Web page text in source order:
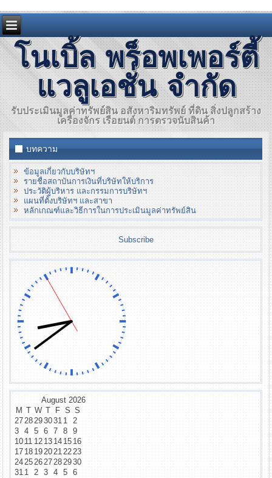
โนเบิ้ล พร็อพเพอร์ตี้
แวลูเอชั่น จำกัด
รับประเมินมูลค่าทรัพย์สิน อสังหาริมทรัพย์ ที่ดิน สิ่งปลูกสร้าง
เครื่องจักร เรือยนต์ การตรวจนับสินค้า
บทความ
ข้อมูลเกี่ยวกับบริษัทฯ
รายชื่อสถาบันการเงินที่บริษัทให้บริการ
ประวัติผู้บริหาร และกรรมการบริษัทฯ
แผนที่ตั้งบริษัทฯ และสาขา
หลักเกณฑ์และวิธีการในการประเมินมูลค่าทรัพย์สิน
Subscribe
August 2026
M T W T F S S
2728293031 1
2
3
4 5 6 7 8
9
10 11 12 13 14 15 16
17 18 1920212223
24252627282930
31 1 2 3 4 5 6